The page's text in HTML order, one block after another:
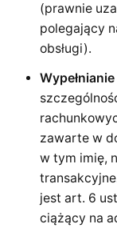
(prawnie
polegający
obsługi).
zawarte w
w tym imię,
jest art. 6
ciążący na